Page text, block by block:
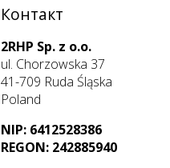
Контакт
2RHP Sp. z o.o.
ul. Chorzowska 37
41-709 Ruda Śląska
Poland
NIP: 6412528386
REGON: 242885940